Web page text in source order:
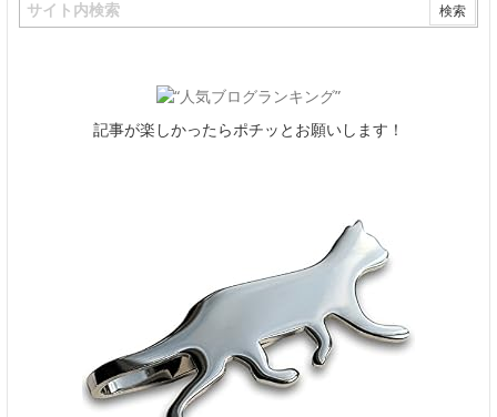
記事が楽しかったらポチッとお願いします！